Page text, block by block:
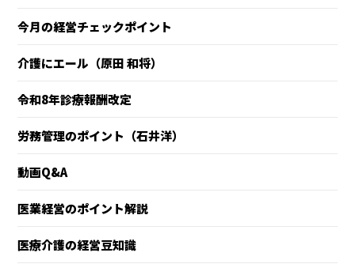
今月の経営チェックポイント
介護にエール（原田 和将）
令和8年診療報酬改定
労務管理のポイント（石井洋）
動画Q&A
医業経営のポイント解説
医療介護の経営豆知識